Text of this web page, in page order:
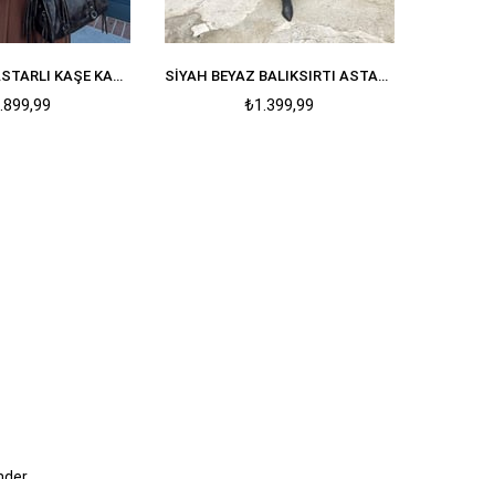
KAHVERENGI ASTARLI KAŞE KABAN SIYAH BEYAZ BALIKSIRTI ASTARLI KUŞAKLI OVERSIZE KAŞE KABAN
₺1.399,99